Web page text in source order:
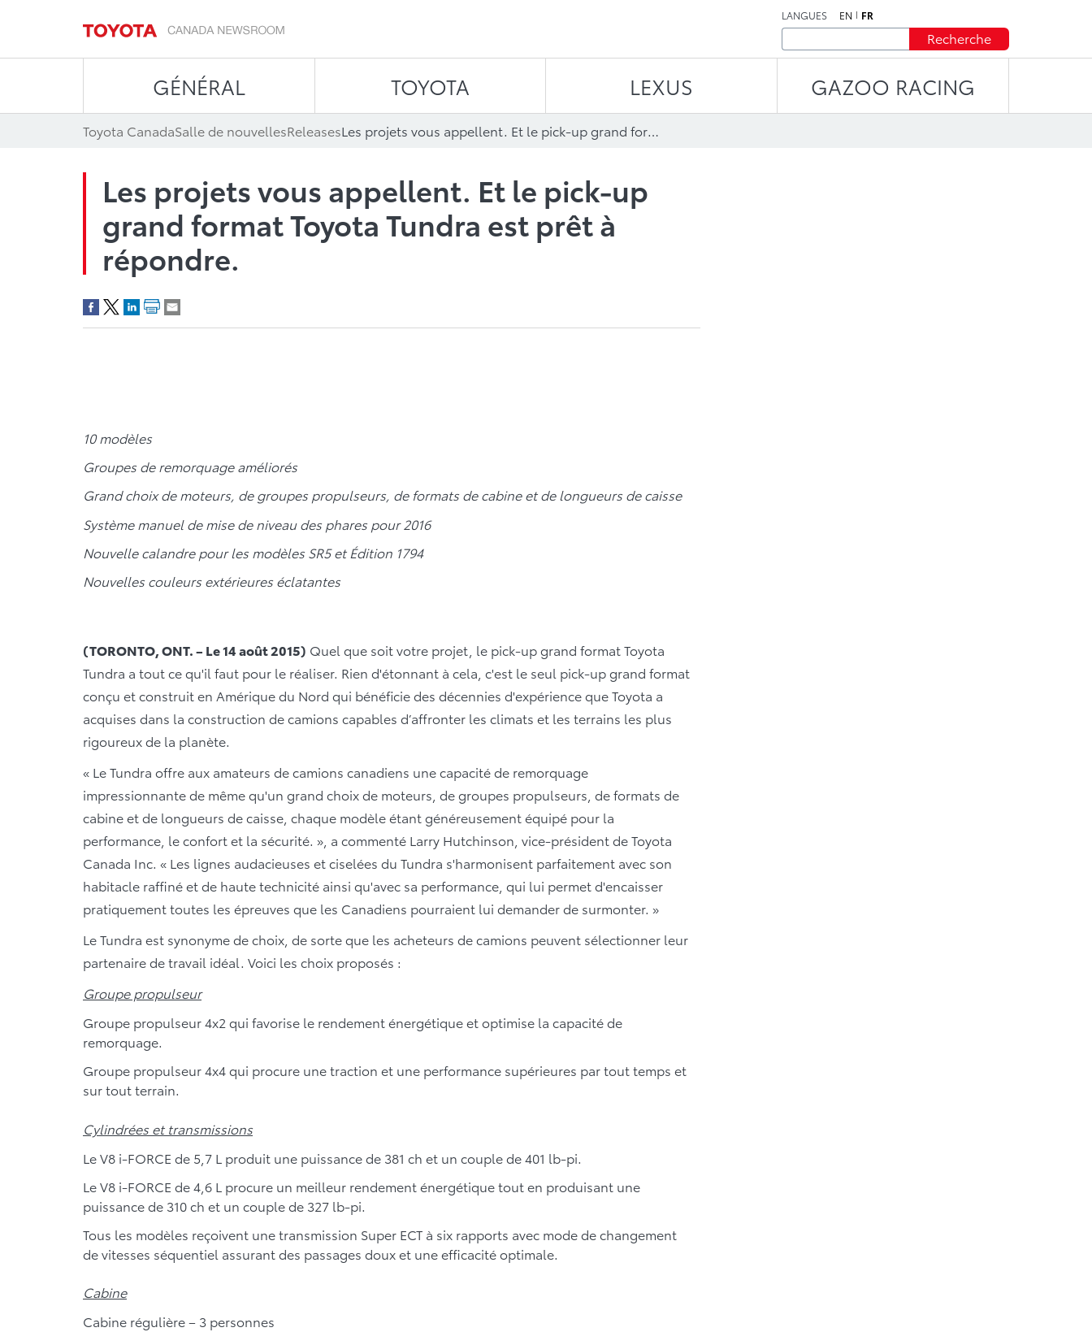
LANGUES EN FR
Recherche
GÉNÉRAL TOYOTA LEXUS GAZOO RACING
Toyota CanadaSalle de nouvellesReleases Les projets vous appellent. Et le pick-up grand format Toyota Tundra est prêt à répondre.
Les projets vous appellent. Et le pick-up
grand format Toyota Tundra est prêt à
répondre.
10 modèles
Groupes de remorquage améliorés
Grand choix de moteurs, de groupes propulseurs, de formats de cabine et de longueurs de caisse
Système manuel de mise de niveau des phares pour 2016
Nouvelle calandre pour les modèles SR5 et Édition 1794
Nouvelles couleurs extérieures éclatantes
(TORONTO, ONT. – Le 14 août 2015) Quel que soit votre projet, le pick-up grand format Toyota
Tundra a tout ce qu'il faut pour le réaliser. Rien d'étonnant à cela, c'est le seul pick-up grand format
conçu et construit en Amérique du Nord qui bénéficie des décennies d'expérience que Toyota a
acquises dans la construction de camions capables d’affronter les climats et les terrains les plus
rigoureux de la planète.
« Le Tundra offre aux amateurs de camions canadiens une capacité de remorquage
impressionnante de même qu'un grand choix de moteurs, de groupes propulseurs, de formats de
cabine et de longueurs de caisse, chaque modèle étant généreusement équipé pour la
performance, le confort et la sécurité. », a commenté Larry Hutchinson, vice-président de Toyota
Canada Inc. « Les lignes audacieuses et ciselées du Tundra s'harmonisent parfaitement avec son
habitacle raffiné et de haute technicité ainsi qu'avec sa performance, qui lui permet d'encaisser
pratiquement toutes les épreuves que les Canadiens pourraient lui demander de surmonter. »
Le Tundra est synonyme de choix, de sorte que les acheteurs de camions peuvent sélectionner leur
partenaire de travail idéal. Voici les choix proposés :
Groupe propulseur
Groupe propulseur 4x2 qui favorise le rendement énergétique et optimise la capacité de
remorquage.
Groupe propulseur 4x4 qui procure une traction et une performance supérieures par tout temps et
sur tout terrain.
Cylindrées et transmissions
Le V8 i-FORCE de 5,7 L produit une puissance de 381 ch et un couple de 401 lb-pi.
Le V8 i-FORCE de 4,6 L procure un meilleur rendement énergétique tout en produisant une
puissance de 310 ch et un couple de 327 lb-pi.
Tous les modèles reçoivent une transmission Super ECT à six rapports avec mode de changement
de vitesses séquentiel assurant des passages doux et une efficacité optimale.
Cabine
Cabine régulière – 3 personnes